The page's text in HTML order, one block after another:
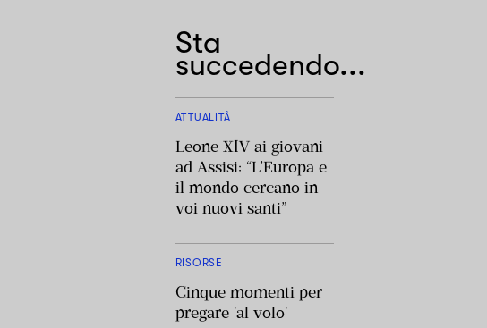
Sta
succedendo...
ATTUALITÀ
Leone XIV ai giovani
ad Assisi: “L’Europa e
il mondo cercano in
voi nuovi santi”
RISORSE
Cinque momenti per
pregare 'al volo'